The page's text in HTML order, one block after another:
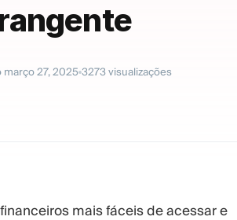
março 27, 2025 3273visualizações
mais fáceis de acessar e